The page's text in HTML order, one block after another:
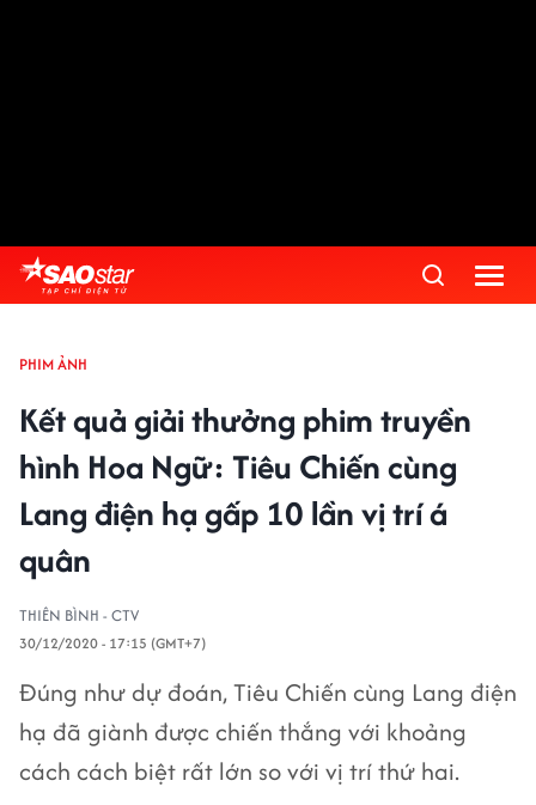
PHIM ẢNH
Kết quả giải thưởng phim truyền
hình Hoa Ngữ: Tiêu Chiến cùng
Lang điện hạ gấp 10 lần vị trí á
quân
THIÊN BÌNH - CTV
30/12/2020 - 17:15 (GMT+7)
Đúng như dự đoán, Tiêu Chiến cùng Lang điện
hạ đã giành được chiến thắng với khoảng
cách cách biệt rất lớn so với vị trí thứ hai.